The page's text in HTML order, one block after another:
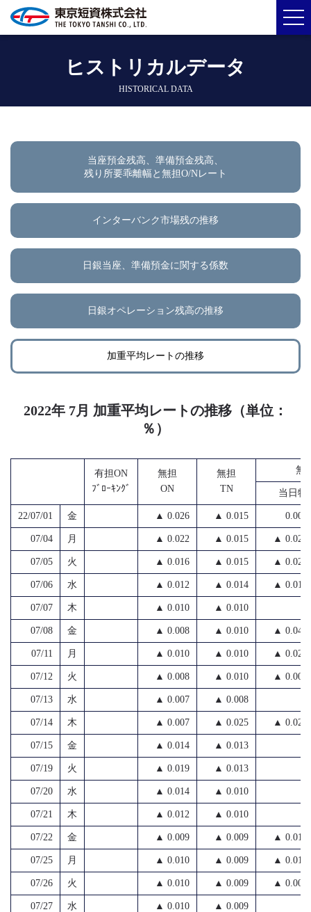
ヒストリカルデータ
HISTORICAL DATA
当座預金残高、準備預金残高、
残り所要乖離幅と無担O/Nレート
インターバンク市場残の推移
日銀当座、準備預金に関する係数
日銀オペレーション残高の推移
加重平均レートの推移
2022年 7月 加重平均レートの推移（単位：
％）
有担ON
ﾌﾞﾛｰｷﾝｸﾞ
無担
ON
無担
TN
無
当日物
22/07/01 金 ▲ 0.026 ▲ 0.015 0.004
07/04 月 ▲ 0.022 ▲ 0.015 ▲ 0.024
07/05 火 ▲ 0.016 ▲ 0.015 ▲ 0.020
07/06 水 ▲ 0.012 ▲ 0.014 ▲ 0.010
07/07 木 ▲ 0.010 ▲ 0.010
07/08 金 ▲ 0.008 ▲ 0.010 ▲ 0.041
07/11 月 ▲ 0.010 ▲ 0.010 ▲ 0.020
07/12 火 ▲ 0.008 ▲ 0.010 ▲ 0.009
07/13 水 ▲ 0.007 ▲ 0.008
07/14 木 ▲ 0.007 ▲ 0.025 ▲ 0.020
07/15 金 ▲ 0.014 ▲ 0.013
07/19 火 ▲ 0.019 ▲ 0.013
07/20 水 ▲ 0.014 ▲ 0.010
07/21 木 ▲ 0.012 ▲ 0.010
07/22 金 ▲ 0.009 ▲ 0.009 ▲ 0.014
07/25 月 ▲ 0.010 ▲ 0.009 ▲ 0.010
07/26 火 ▲ 0.010 ▲ 0.009 ▲ 0.006
07/27 水 ▲ 0.010 ▲ 0.009